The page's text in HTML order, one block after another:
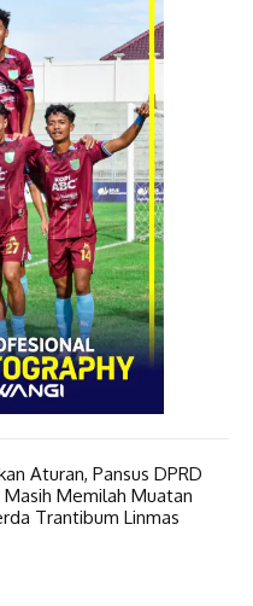
Aturan, Pansus DPRD
Masih Memilah Muatan
Trantibum Linmas